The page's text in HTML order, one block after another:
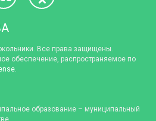
Все права защищены.
обеспечение, распространяемое по
.
образование – муниципальный